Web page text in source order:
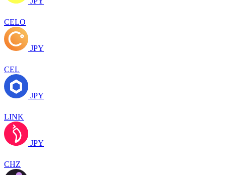
CELO
JPY
CEL
JPY
LINK
JPY
CHZ